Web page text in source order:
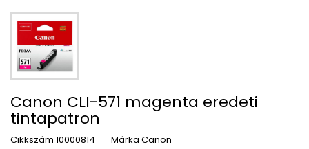
Canon CLI-571 magenta eredeti
tintapatron
Cikkszám 10000814 Márka Canon